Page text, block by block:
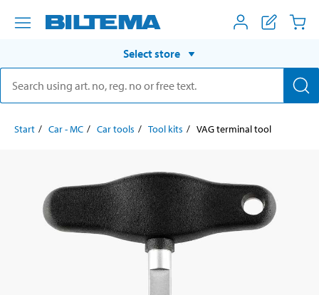
Select store
Start Car - MC Car tools Tool kits VAG terminal tool